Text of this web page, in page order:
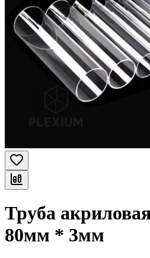
Труба
80мм * 3мм